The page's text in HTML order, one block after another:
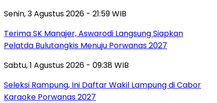
Senin, 3 Agustus 2026 - 21:59 WIB
Terima SK Manajer, Aswarodi Langsung Siapkan
Pelatda Bulutangkis Menuju Porwanas 2027
Sabtu, 1 Agustus 2026 - 09:38 WIB
Seleksi Rampung, Ini Daftar Wakil Lampung di Cabor
Karaoke Porwanas 2027